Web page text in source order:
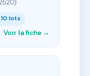
10 lots
Voir la fiche →